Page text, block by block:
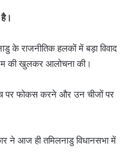
के राजनीतिक हलकों में बड़ा विवाद
की खुलकर आलोचना की।
पर फोकस करने और उन चीजों पर
ने आज ही तमिलनाडु विधानसभा में